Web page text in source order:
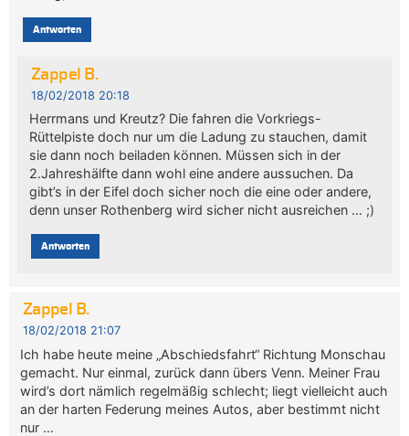
Antworten
Zappel B.
18/02/2018 20:18
Herrmans und Kreutz? Die fahren die Vorkriegs-
Rüttelpiste doch nur um die Ladung zu stauchen, damit
sie dann noch beiladen können. Müssen sich in der
2.Jahreshälfte dann wohl eine andere aussuchen. Da
gibt’s in der Eifel doch sicher noch die eine oder andere,
denn unser Rothenberg wird sicher nicht ausreichen … ;)
Antworten
Zappel B.
18/02/2018 21:07
Ich habe heute meine „Abschiedsfahrt“ Richtung Monschau
gemacht. Nur einmal, zurück dann übers Venn. Meiner Frau
wird’s dort nämlich regelmäßig schlecht; liegt vielleicht auch
an der harten Federung meines Autos, aber bestimmt nicht
nur …